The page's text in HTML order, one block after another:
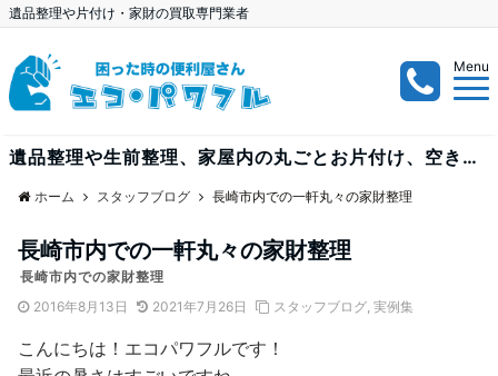
遺品整理や片付け・家財の買取専門業者
Menu
遺品整理や生前整理、家屋内の丸ごとお片付け、空き家、空き部屋、倉庫内の整理など、大量案件も出張見積り無料で受付中！
ホーム スタッフブログ 長崎市内での一軒丸々の家財整理
長崎市内での一軒丸々の家財整理
長崎市内での家財整理
2016年8月13日
2021年7月26日 スタッフブログ, 実例集
こんにちは！エコパワフルです！